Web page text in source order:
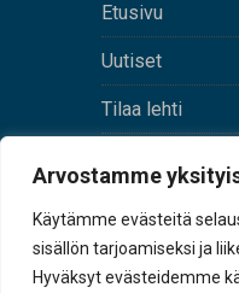
Arvostamme
Käytämme evästeitä
sisällön tarjoamiseksi ja
Hyväksyt evästeidemme
Etusivu
Uutiset
Tilaa lehti